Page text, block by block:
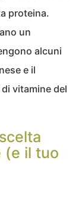
proteina.
un
alcuni
e il
vitamine del
(e il tuo